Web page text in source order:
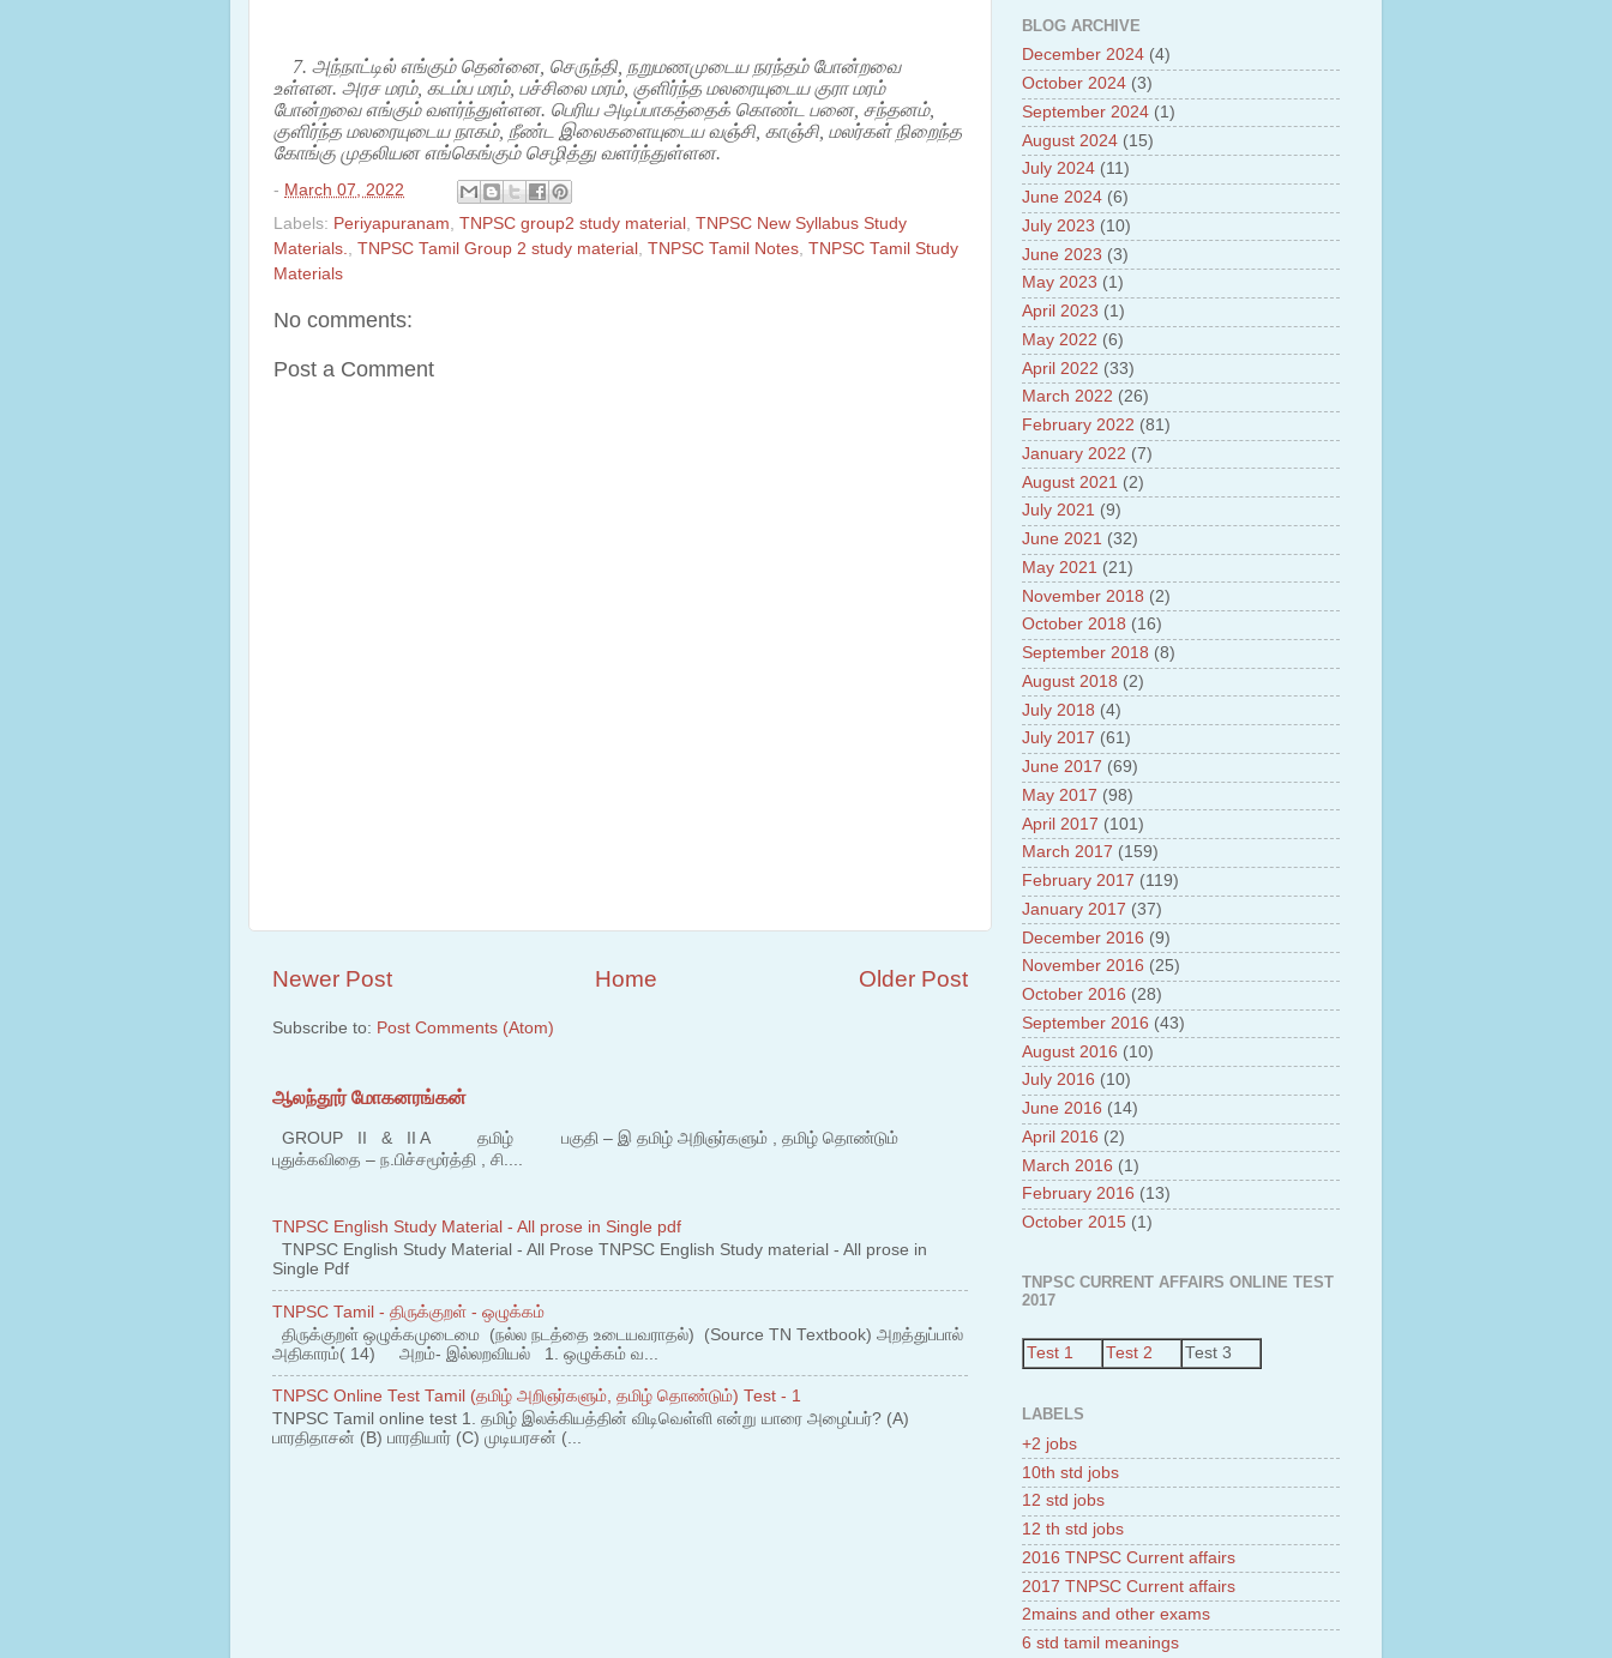
7. அந்நாட்டில் எங்கும் தென்னை, செருந்தி, நறுமணமுடைய நரந்தம் போன்றவை
உள்ளன. அரச மரம், கடம்ப மரம், பச்சிலை மரம், குளிர்ந்த மலரையுடைய குரா மரம்
போன்றவை எங்கும் வளர்ந்துள்ளன. பெரிய அடிப்பாகத்தைக் கொண்ட பனை, சந்தனம்,
குளிர்ந்த மலரையுடைய நாகம், நீண்ட இலைகளையுடைய வஞ்சி, காஞ்சி, மலர்கள் நிறைந்த
கோங்கு முதலியன எங்கெங்கும் செழித்து வளர்ந்துள்ளன.
- March 07, 2022
Labels: Periyapuranam, TNPSC group2 study material , TNPSC New Syllabus Study
Materials., TNPSC Tamil Group 2 study material , TNPSC Tamil Notes, TNPSC Tamil Study
Materials
No comments:
Post a Comment
Newer Post Older Post
Home
Subscribe to: Post Comments (Atom)
ஆலந்தூர் மோகனரங்கன்
GROUP II & II A தமிழ் பகுதி – இ தமிழ் அறிஞர்களும் , தமிழ் தொண்டும்
புதுக்கவிதை – ந.பிச்சமூர்த்தி , சி....
TNPSC English Study Material - All prose in Single pdf
TNPSC English Study Material - All Prose TNPSC English Study material - All prose in
Single Pdf
TNPSC Tamil - திருக்குறள் - ஒழுக்கம்
திருக்குறள் ஒழுக்கமுடைமை (நல்ல நடத்தை உடையவராதல்) (Source TN Textbook) அறத்துப்பால்
அதிகாரம்( 14) அறம்- இல்லறவியல் 1. ஒழுக்கம் வ...
TNPSC Online Test Tamil (தமிழ் அறிஞர்களும், தமிழ் தொண்டும்) Test - 1
TNPSC Tamil online test 1. தமிழ் இலக்கியத்தின் விடிவெள்ளி என்று யாரை அழைப்பர்? (A)
பாரதிதாசன் (B) பாரதியார் (C) முடியரசன் (...
BLOG ARCHIVE
December 2024 (4)
October 2024 (3)
September 2024 (1)
August 2024 (15)
July 2024 (11)
June 2024 (6)
July 2023 (10)
June 2023 (3)
May 2023 (1)
April 2023 (1)
May 2022 (6)
April 2022 (33)
March 2022 (26)
February 2022 (81)
January 2022 (7)
August 2021 (2)
July 2021 (9)
June 2021 (32)
May 2021 (21)
November 2018 (2)
October 2018 (16)
September 2018 (8)
August 2018 (2)
July 2018 (4)
July 2017 (61)
June 2017 (69)
May 2017 (98)
April 2017 (101)
March 2017 (159)
February 2017 (119)
January 2017 (37)
December 2016 (9)
November 2016 (25)
October 2016 (28)
September 2016 (43)
August 2016 (10)
July 2016 (10)
June 2016 (14)
April 2016 (2)
March 2016 (1)
February 2016 (13)
October 2015 (1)
TNPSC CURRENT AFFAIRS ONLINE TEST
2017
Test 1 Test 2 Test 3
LABELS
+2 jobs
10th std jobs
12 std jobs
12 th std jobs
2016 TNPSC Current affairs
2017 TNPSC Current affairs
2mains and other exams
6 std tamil meanings